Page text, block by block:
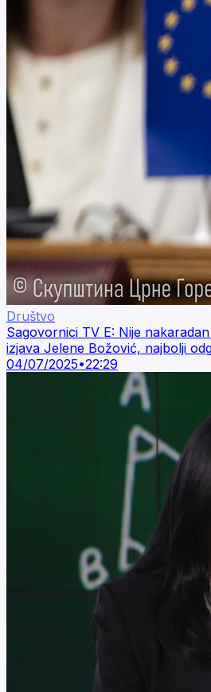
Društvo
Sagovornici TV E: Nije
izjava Jelene Božović, najbolji
04/07/2025•22:29